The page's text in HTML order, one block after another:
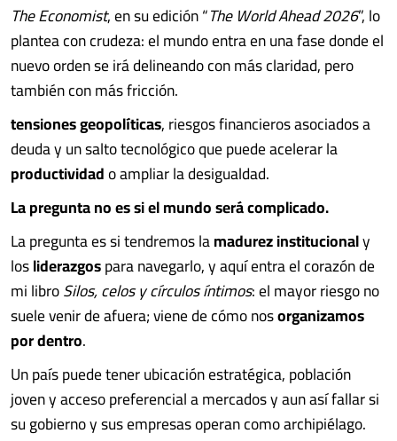
The Economist, en su edición “The World Ahead 2026”, lo
plantea con crudeza: el mundo entra en una fase donde el
nuevo orden se irá delineando con más claridad, pero
también con más fricción.
tensiones geopolíticas, riesgos financieros asociados a
deuda y un salto tecnológico que puede acelerar la
productividado ampliar la desigualdad.
La pregunta no es si el mundo será complicado.
La pregunta es si tendremos lamadurez institucionaly
losliderazgospara navegarlo, y aquí entra el corazón de
mi libroSilos, celos y círculos íntimos: el mayor riesgo no
suele venir de afuera; viene de cómo nosorganizamos
por dentro.
Un país puede tener ubicación estratégica, población
joven y acceso preferencial a mercados y aun así fallar si
su gobierno y sus empresas operan como archipiélago.